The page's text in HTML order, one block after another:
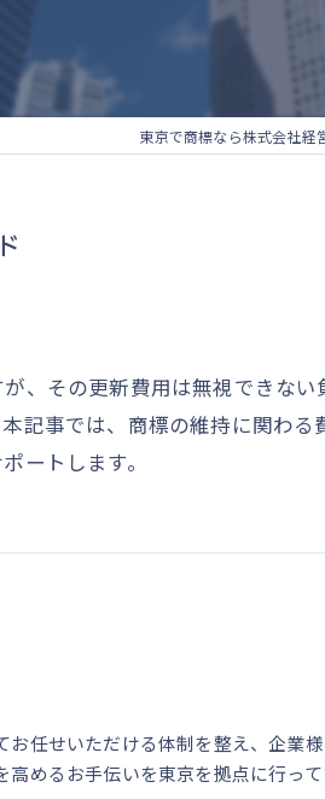
東京で商標なら株式会社経
、その更新費用は無視できな
事では、商標の維持に関わる
ートします。
任せいただける体制を整え、企業
めるお手伝いを東京を拠点に行って